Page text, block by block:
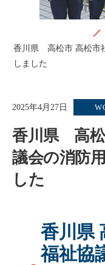
香川県 高松市 高松市
しました
2025年4月27日
香川県 高松
議会の消防
した
香川県
福祉協